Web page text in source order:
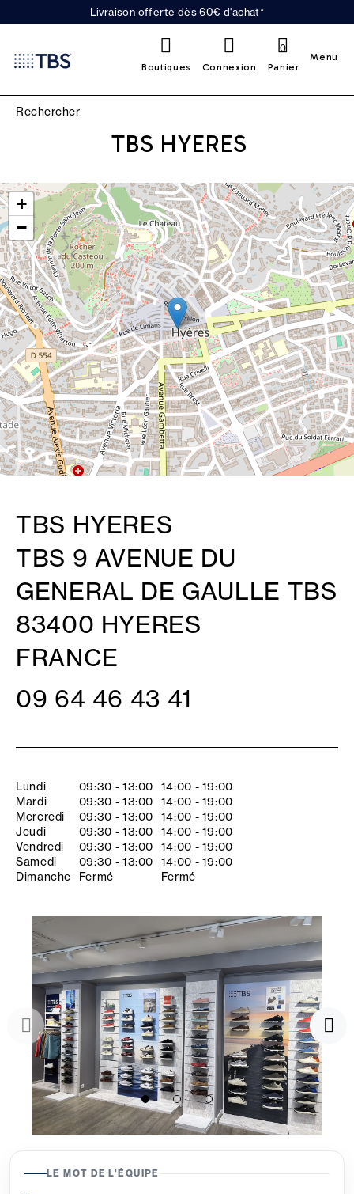
Livraison offerte dès 60€ d'achat*
Boutiques Connexion Panier
0
Menu
TBS HYERES
+
−
TBS HYERES
TBS 9 AVENUE DU
GENERAL DE GAULLE TBS
83400 HYERES
FRANCE
09 64 46 43 41
Lundi
Mardi
Mercredi
Jeudi
Vendredi
Samedi
Dimanche
09:30 - 13:00
09:30 - 13:00
09:30 - 13:00
09:30 - 13:00
09:30 - 13:00
09:30 - 13:00
Fermé
14:00 - 19:00
14:00 - 19:00
14:00 - 19:00
14:00 - 19:00
14:00 - 19:00
14:00 - 19:00
Fermé
LE MOT DE L'ÉQUIPE